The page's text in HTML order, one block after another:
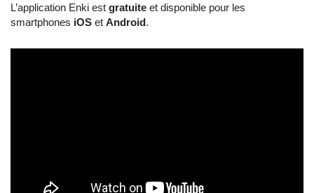
L’application Enki est gratuite et disponible pour les
smartphones iOS et Android.